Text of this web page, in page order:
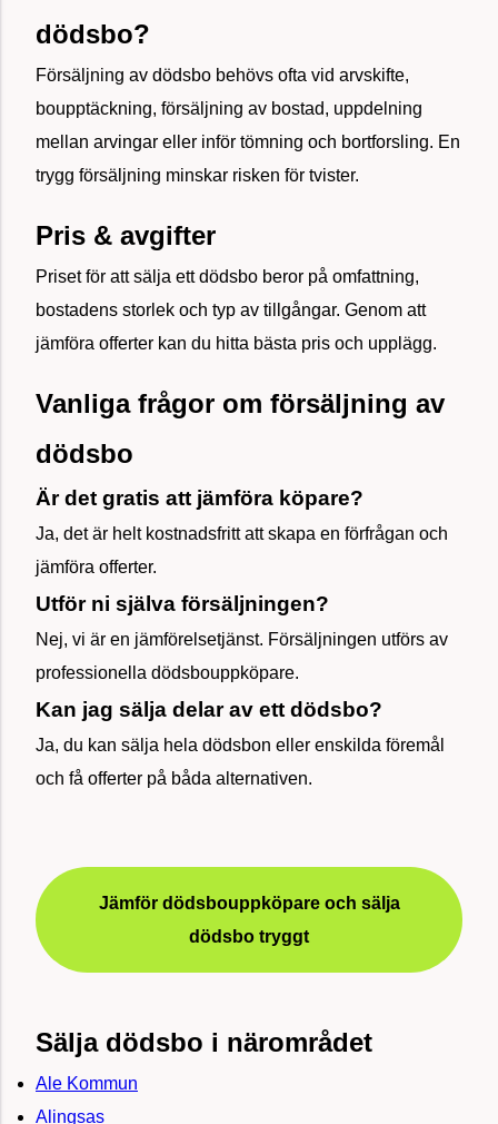
dödsbo?
Försäljning av dödsbo behövs ofta vid arvskifte,
boupptäckning, försäljning av bostad, uppdelning
mellan arvingar eller inför tömning och bortforsling. En
trygg försäljning minskar risken för tvister.
Pris & avgifter
Priset för att sälja ett dödsbo beror på omfattning,
bostadens storlek och typ av tillgångar. Genom att
jämföra offerter kan du hitta bästa pris och upplägg.
Vanliga frågor om försäljning av
dödsbo
Är det gratis att jämföra köpare?
Ja, det är helt kostnadsfritt att skapa en förfrågan och
jämföra offerter.
Utför ni själva försäljningen?
Nej, vi är en jämförelsetjänst. Försäljningen utförs av
professionella dödsbouppköpare.
Kan jag sälja delar av ett dödsbo?
Ja, du kan sälja hela dödsbon eller enskilda föremål
och få offerter på båda alternativen.
Jämför dödsbouppköpare och sälja
dödsbo tryggt
Sälja dödsbo i närområdet
Ale Kommun
Alingsas